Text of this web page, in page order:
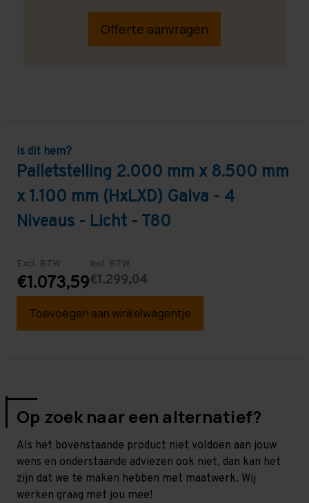
Offerte aanvragen
Is dit hem?
Palletstelling 2.000 mm x 8.500 mm
x 1.100 mm (HxLXD) Galva - 4
Niveaus - Licht - T80
Excl. BTW
€1.073,59
Incl. BTW
€1.299,04
Toevoegen aan winkelwagentje
Op zoek naar een alternatief?
Als het bovenstaande product niet voldoen aan jouw
wens en onderstaande adviezen ook niet, dan kan het
zijn dat we te maken hebben met maatwerk. Wij
werken graag met jou mee!